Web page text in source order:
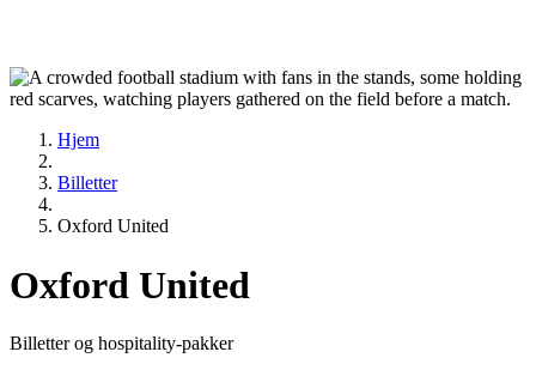
Hjem
Billetter
Oxford United
Oxford United
Billetter og hospitality-pakker